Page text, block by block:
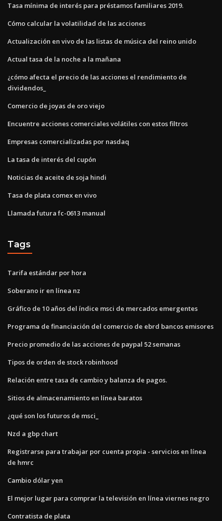
Tasa mínima de interés para préstamos familiares 2019.
Cómo calcular la volatilidad de las acciones
Actualización en vivo de las listas de música del reino unido
Actual tasa de la noche a la mañana
¿cómo afecta el precio de las acciones el rendimiento de
dividendos_
Comercio de joyas de oro viejo
Encuentre acciones comerciales volátiles con estos filtros
Empresas comercializadas por nasdaq
La tasa de interés del cupón
Noticias de aceite de soja hindi
Tasa de plata comex en vivo
Llamada futura fc-0613 manual
Tags
Tarifa estándar por hora
Soberano ir en línea nz
Gráfico de 10 años del índice msci de mercados emergentes
Programa de financiación del comercio de ebrd bancos emisores
Precio promedio de las acciones de paypal 52 semanas
Tipos de orden de stock robinhood
Relación entre tasa de cambio y balanza de pagos.
Sitios de almacenamiento en línea baratos
¿qué son los futuros de msci_
Nzd a gbp chart
Registrarse para trabajar por cuenta propia - servicios en línea
de hmrc
Cambio dólar yen
El mejor lugar para comprar la televisión en línea viernes negro
Contratista de plata